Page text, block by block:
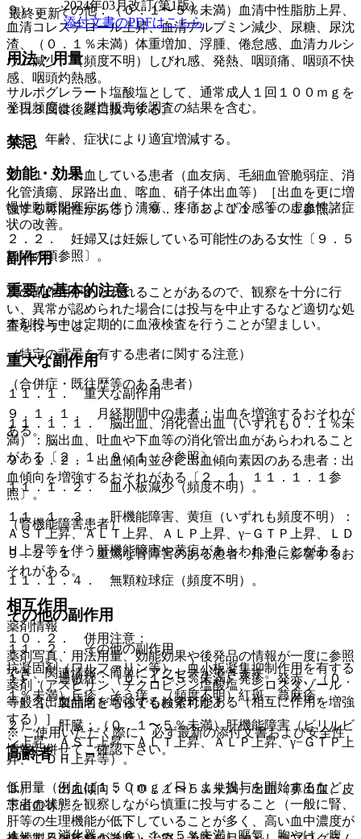
９）． その他：（０．１〜５％未満）血清中性脂肪上昇、
血清コレステロール上昇、血清アルブミン減少、尿糖、尿沈
渣、（０．１％未満）体重増加、浮腫、倦怠感、血清カルシ
ウム減少、（頻度不明）しびれ感、発熱、咽頭痛、咽頭不快
感、咽頭灼熱感。
発現頻度は、製造販売後調査の結果を含む。
禁忌
２．１． 出血している患者（血友病、毛細血管脆弱症、消
化管潰瘍、尿路出血、喀血、硝子体出血等）［出血を更に増
強する可能性がある］〔９．１．２、１１．１．１参照〕。
２．２． 妊婦又は妊娠している可能性のある女性〔９．５
妊婦の項参照〕。
重要な基本的注意
本剤投与中は定期的に血液検査を行うことが望ましい。
（特定の背景を有する患者に関する注意）
（合併症・既往歴等のある患者）
９．１．１． 月経期間中の患者：出血を増強するおそれが
ある。
９．１．２． 出血傾向並びに出血傾向素因のある患者：出
血傾向を増強するおそれがある〔２．１、１１．１．１参
照〕。
（腎機能障害患者）
９．２．１． 重篤な腎障害のある患者：排泄に影響するお
それがある。
相互作用
１０．２． 併用注意：
抗凝固剤（ワルファリン等）、血小板凝集抑制作用を有する
薬剤（アスピリン、チクロピジン塩酸塩、シロスタゾール
等）［出血傾向を増強するおそれがある（相互に作用を増強
する）］。
高齢者
低用量（例えば１５０ｍｇ／日）より投与を開始するなど、
患者の状態を観察しながら慎重に投与すること（一般に腎、
肝等の生理機能が低下していることが多く、高い血中濃度が
最終更新
2024年03月改訂(第1版)
添付文書のPDFはこちら
用法・用量
サルポグレラート塩酸塩として、通常成人１回１００ｍｇを
１日３回食後経口投与する。
なお、年齢、症状により適宜増減する。
効能・効果
慢性動脈閉塞症に伴う潰瘍、疼痛および冷感等の虚血性諸症
状の改善。
副作用
次の副作用があらわれることがあるので、観察を十分に行
い、異常が認められた場合には投与を中止するなど適切な処
置を行うこと。
重大な副作用
１１．１． 重大な副作用
１１．１．１． 脳出血、消化管出血（いずれも０．１％未
満）：脳出血、吐血や下血等の消化管出血があらわれること
がある〔２．１、９．１．２参照〕。
１１．１．２． 血小板減少（頻度不明）。
１１．１．３． 肝機能障害、黄疸（いずれも頻度不明）：
ＡＳＴ上昇、ＡＬＴ上昇、ＡＬＰ上昇、γ−ＧＴＰ上昇、ＬＤ
Ｈ上昇等を伴う肝機能障害や黄疸があらわれることがある。
１１．１．４． 無顆粒球症（頻度不明）。
その他の副作用
１１．２． その他の副作用
１）． 過敏症：（０．１〜５％未満）発疹、発赤、（０．
１％未満）丘疹、そう痒、（頻度不明）紅斑、蕁麻疹。
２）． 肝臓：（０．１〜５％未満）肝機能障害（ビリルビ
ン上昇、ＡＳＴ上昇、ＡＬＴ上昇、ＡＬＰ上昇、γ−ＧＴＰ上
昇、ＬＤＨ上昇等）。
３）． 出血傾向：（０．１〜５％未満）出血（鼻出血、皮
下出血等）。
４）． 消化器：（０．１〜５％未満）嘔気、胸やけ、腹
薬剤情報
薬剤写真、用法用量、効能効果や後発品の情報が一度に参照
でき、関連情報へ簡単にアクセスができます。
一般名、製品名どちらでも検索可能！
※ ご使用いただく際に、必ず最新の添付文書および安全性
情報も併せてご確認下さい。